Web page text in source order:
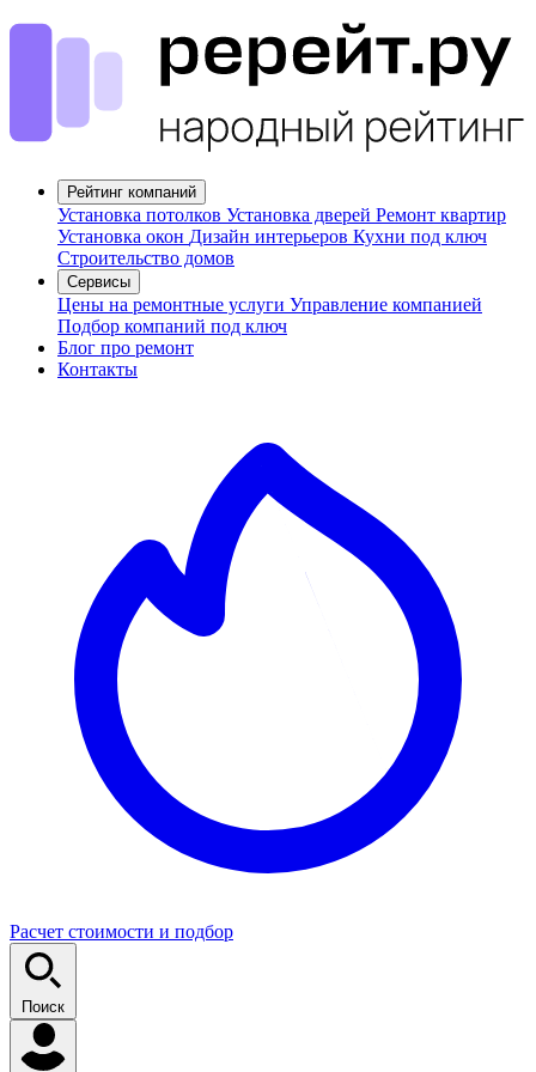
Рейтинг компаний
Установка потолков Установка дверей Ремонт квартир
Установка окон Дизайн интерьеров Кухни под ключ
Строительство домов
Сервисы
Цены на ремонтные услуги Управление компанией
Подбор компаний под ключ
Блог про ремонт
Контакты
Расчет стоимости и подбор
Поиск